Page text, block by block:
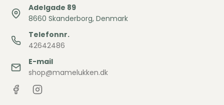
Adelgade 89
8660 Skanderborg, Denmark
Telefonnr.
42642486
E-mail
shop@mamelukken.dk